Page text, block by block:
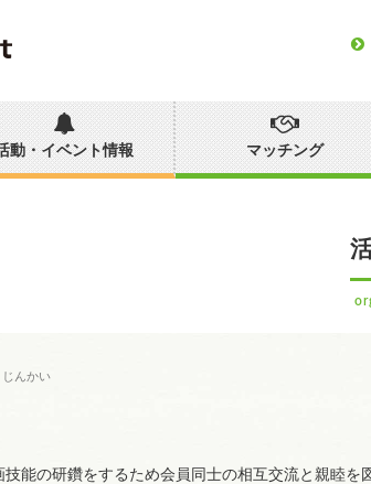
動・イベント情報 マッチング
じんかい
技能の研鑽をするため会員同士の相互交流と親睦